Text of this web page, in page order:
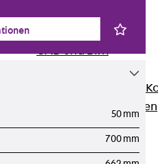
Services
CAD und BIM
Beratung, Planung,
Individuelle Lösungen
Referenzen
50 mm
700 mm